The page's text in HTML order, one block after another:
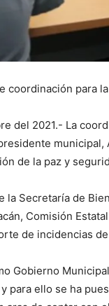
coordinación para
del 2021.- La
de la paz y
la Secretaría de
Comisión
de incidencias
Gobierno
para ello se ha